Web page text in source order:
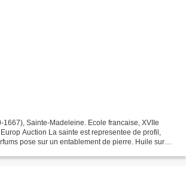
1667), Sainte-Madeleine. Ecole francaise, XVIIe
Auction La sainte est representee de profil,
pose sur un entablement de pierre. Huile sur